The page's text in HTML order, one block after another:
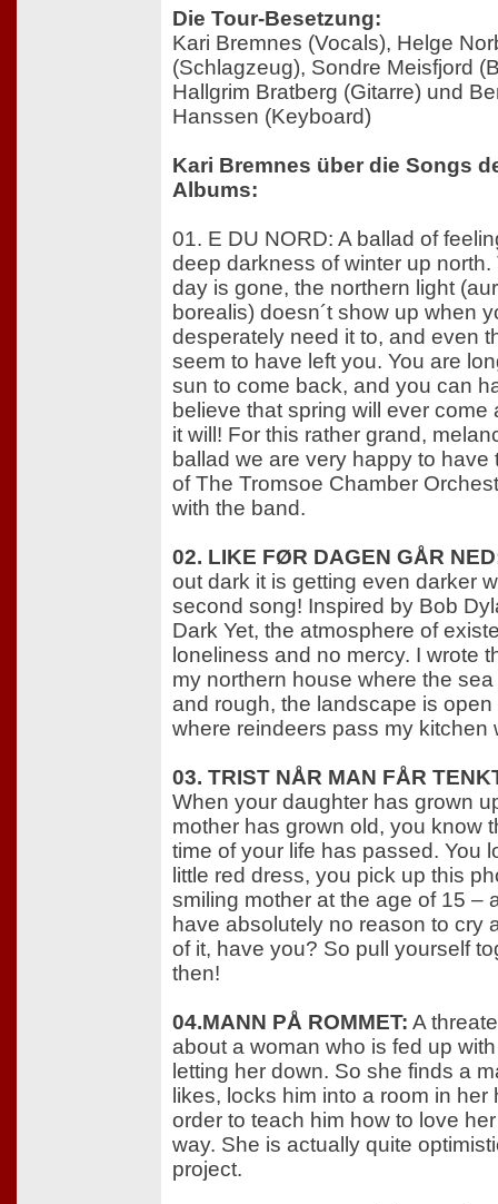
Die Tour-Besetzung:
Kari Bremnes (Vocals), Helge
(Schlagzeug), Sondre Meisfjord
Hallgrim Bratberg (Gitarre) und
Hanssen (Keyboard)
Kari Bremnes über die Songs
Albums:
01. E DU NORD: A ballad of
deep darkness of winter up north.
day is gone, the northern light
borealis) doesn´t show up when
desperately need it to, and even
seem to have left you. You are
sun to come back, and you can
believe that spring will ever come
it will! For this rather grand,
ballad we are very happy to have
of The Tromsoe Chamber
with the band.
02. LIKE FØR DAGEN GÅR
out dark it is getting even darker
second song! Inspired by Bob
Dark Yet, the atmosphere of
loneliness and no mercy. I wrote
my northern house where the
and rough, the landscape is open
where reindeers pass my kitchen
03. TRIST NÅR MAN FÅR
When your daughter has grown
mother has grown old, you know
time of your life has passed. You
little red dress, you pick up this
smiling mother at the age of 15 –
have absolutely no reason to cry
of it, have you? So pull yourself
then!
04.MANN PÅ ROMMET: A
about a woman who is fed up
letting her down. So she finds a
likes, locks him into a room in her
order to teach him how to love
way. She is actually quite
project.